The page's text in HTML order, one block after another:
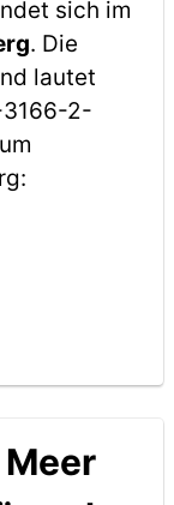
sich im
. Die
lautet
3166-2-